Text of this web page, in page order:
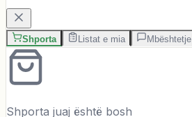
Shporta Listat e mia Mbështetje
Shporta juaj është bosh